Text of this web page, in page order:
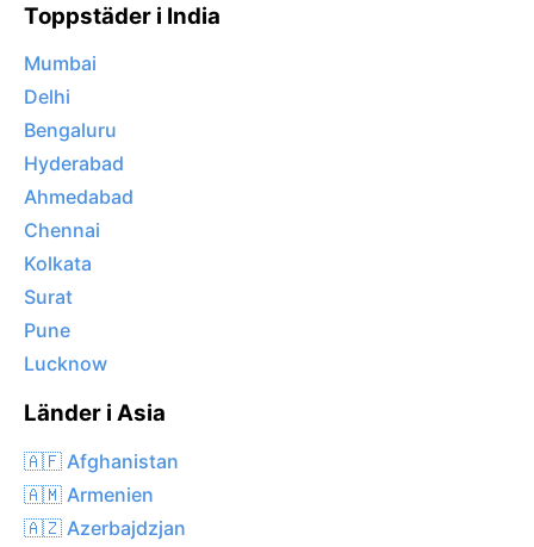
Toppstäder i India
Mumbai
Delhi
Bengaluru
Hyderabad
Ahmedabad
Chennai
Kolkata
Surat
Pune
Lucknow
Länder i Asia
🇦🇫 Afghanistan
🇦🇲 Armenien
🇦🇿 Azerbajdzjan